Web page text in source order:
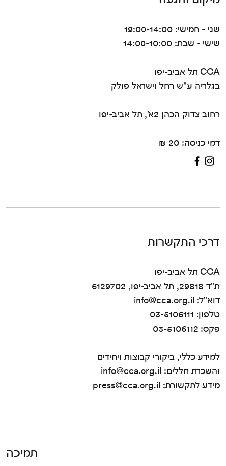
שני - חמישי: 19:00-14:00
שישי - שבת: 14:00-10:00
CCA תל אביב-יפו
בגלריה ע"ש רחל וישראל פולק
רחוב צדוק הכהן 2א', תל אביב-יפו
דמי כניסה: 20 ₪
דרכי התקשרות
CCA תל אביב-יפו
ת"ד 29818, תל אביב-יפו, 6129702
דוא"ל: info@cca.org.il
טלפון: 03-5106111
פקס: 03-5106112
למידע כללי, ביקורי קבוצות ויחידים
והשכרת חללים: info@cca.org.il
מידע לתקשורת: press@cca.org.il
תמיכה